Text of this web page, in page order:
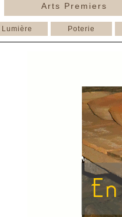
Arts Premiers
Lumière Poterie